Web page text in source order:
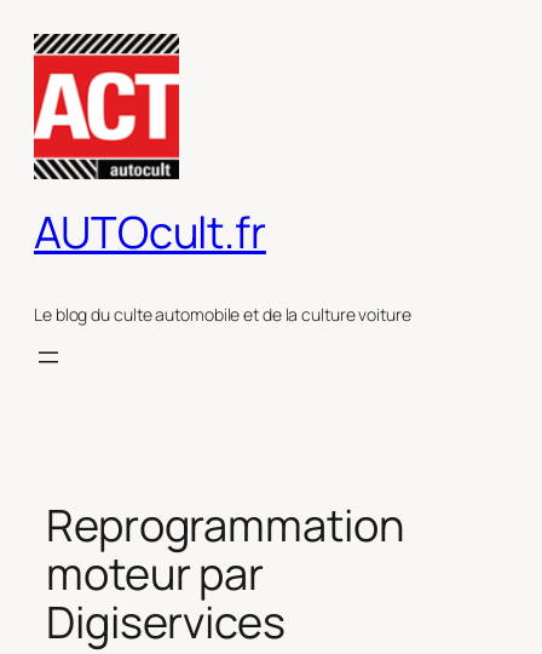
contenu
AUTOcult.fr
Le blog du culte automobile et de la culture voiture
Reprogrammation
moteur par
Digiservices